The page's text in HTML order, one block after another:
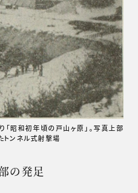
昭和初年頃の戸山ヶ原」。写真上部
トンネル式射撃場
の発足